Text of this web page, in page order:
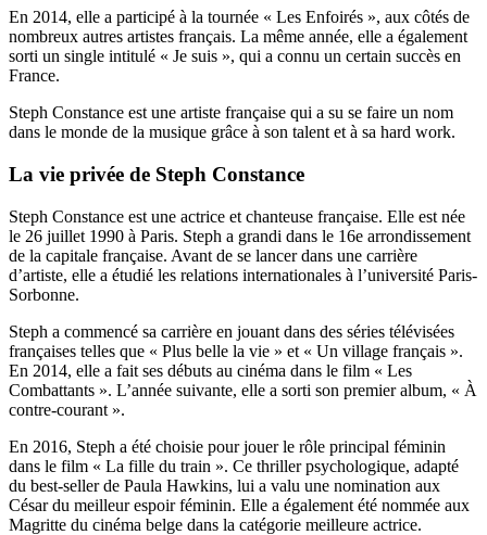
En 2014, elle a participé à la tournée « Les Enfoirés », aux côtés de
nombreux autres artistes français. La même année, elle a également
sorti un single intitulé « Je suis », qui a connu un certain succès en
France.
Steph Constance est une artiste française qui a su se faire un nom
dans le monde de la musique grâce à son talent et à sa hard work.
La vie privée de Steph Constance
Steph Constance est une actrice et chanteuse française. Elle est née
le 26 juillet 1990 à Paris. Steph a grandi dans le 16e arrondissement
de la capitale française. Avant de se lancer dans une carrière
d’artiste, elle a étudié les relations internationales à l’université Paris-
Sorbonne.
Steph a commencé sa carrière en jouant dans des séries télévisées
françaises telles que « Plus belle la vie » et « Un village français ».
En 2014, elle a fait ses débuts au cinéma dans le film « Les
Combattants ». L’année suivante, elle a sorti son premier album, « À
contre-courant ».
En 2016, Steph a été choisie pour jouer le rôle principal féminin
dans le film « La fille du train ». Ce thriller psychologique, adapté
du best-seller de Paula Hawkins, lui a valu une nomination aux
César du meilleur espoir féminin. Elle a également été nommée aux
Magritte du cinéma belge dans la catégorie meilleure actrice.